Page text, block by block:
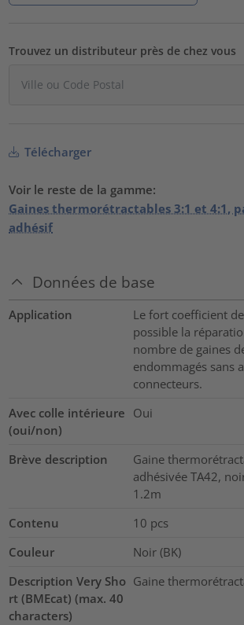
Trouvez un distributeur près de chez vous
Télécharger
Voir le reste de la gamme:
Gaines thermorétractables 3:1 et 4:1,
adhésif
Données de base
Application
Le fort coefficient
possible la
nombre de gaines
endommagés sans
connecteurs.
Avec colle intérieure
(oui/non)
Oui
Brève description
Gaine
adhésivée TA42,
1.2m
Contenu
10 pcs
Couleur
Noir (BK)
Description Very Sho
rt (BMEcat) (max. 40
characters)
Gaine